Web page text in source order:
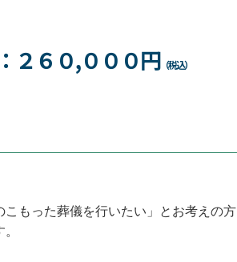
：２６０,０００円 （税込）
こもった葬儀を行いたい」とお考えの方